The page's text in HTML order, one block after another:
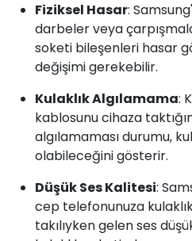
Fiziksel Hasar:
darbeler veya
soketi bileşenleri hasar
değişimi gerekebilir.
Kulaklık Algılamama:
kablosunu cihaza
algılamaması durumu,
olabileceğini gösterir.
Düşük Ses Kalitesi:
cep telefonunuza
takılıyken gelen ses